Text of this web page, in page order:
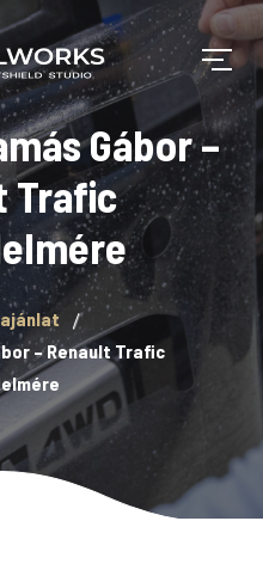
Gábor –
Trafic
– Renault Trafic